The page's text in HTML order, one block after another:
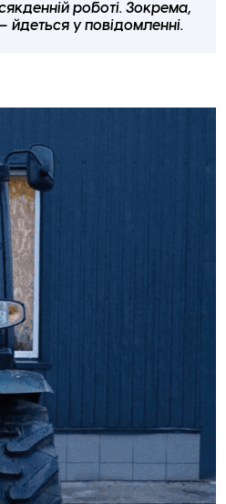
роботі. Зокрема,
йдеться у повідомленні.